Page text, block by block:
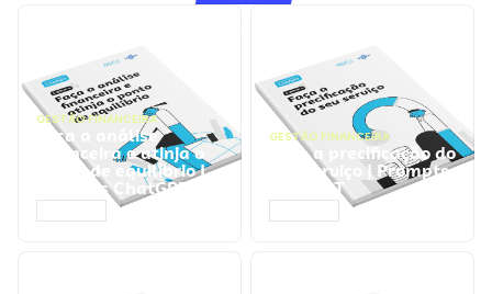
GESTÃO FINANCEIRA
Faça a análise
financeira e atinja o
ponto de equilíbrio |
Prompts ChatGPT
GESTÃO FINANCEIRA
Faça a precificação do
seu serviço | Prompts
ChatGPT